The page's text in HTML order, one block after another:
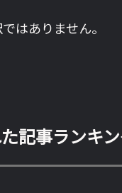
はありません。
記事ランキ